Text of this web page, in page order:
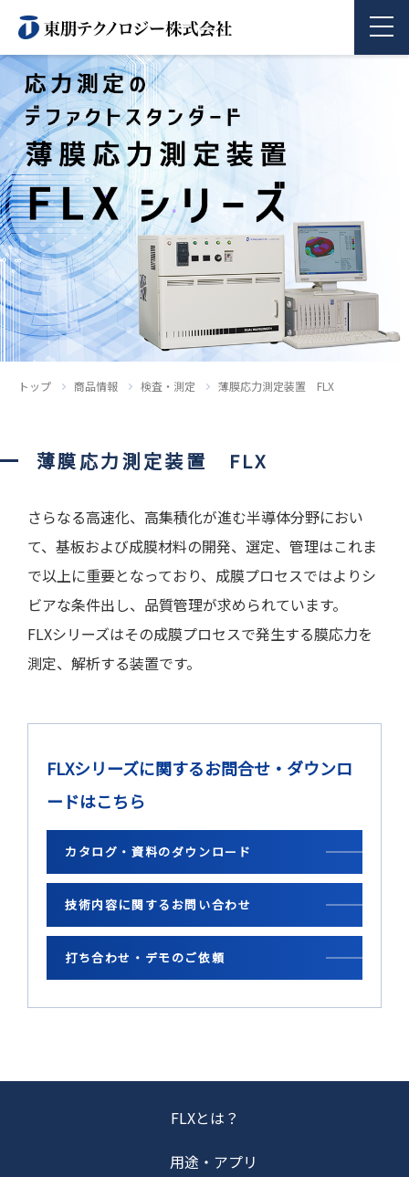
商品情報
企業情報
採用情報
お問い合わせ
トップ 商品情報 検査・測定 薄膜応力測定装置 FLX
薄膜応力測定装置 FLX
さらなる高速化、高集積化が進む半導体分野におい
て、基板および成膜材料の開発、選定、管理はこれま
で以上に重要となっており、成膜プロセスではよりシ
ビアな条件出し、品質管理が求められています。
FLXシリーズはその成膜プロセスで発生する膜応力を
測定、解析する装置です。
FLXシリーズに関するお問合せ・ダウンロ
ードはこちら
カタログ・資料のダウンロード
技術内容に関するお問い合わせ
打ち合わせ・デモのご依頼
FLXとは？
用途・アプリ